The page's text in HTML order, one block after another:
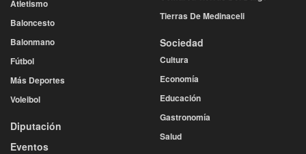
Atletismo
Baloncesto
Balonmano
Fútbol
Más Deportes
Voleibol
Diputación
Eventos
Tierras De Medinaceli
Sociedad
Cultura
Economía
Educación
Gastronomía
Salud